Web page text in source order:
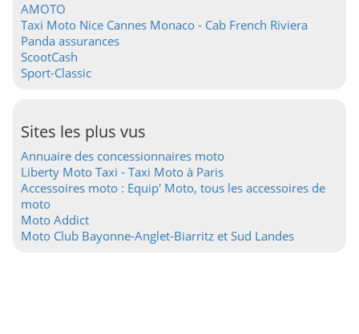
AMOTO
Taxi Moto Nice Cannes Monaco - Cab French Riviera
Panda assurances
ScootCash
Sport-Classic
Sites les plus vus
Annuaire des concessionnaires moto
Liberty Moto Taxi - Taxi Moto à Paris
Accessoires moto : Equip' Moto, tous les accessoires de
moto
Moto Addict
Moto Club Bayonne-Anglet-Biarritz et Sud Landes